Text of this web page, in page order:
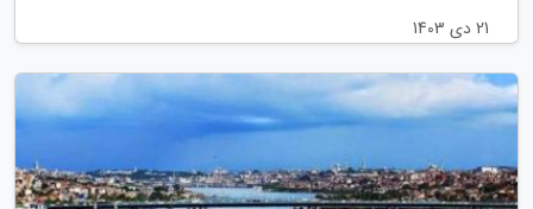
21 دی 1403